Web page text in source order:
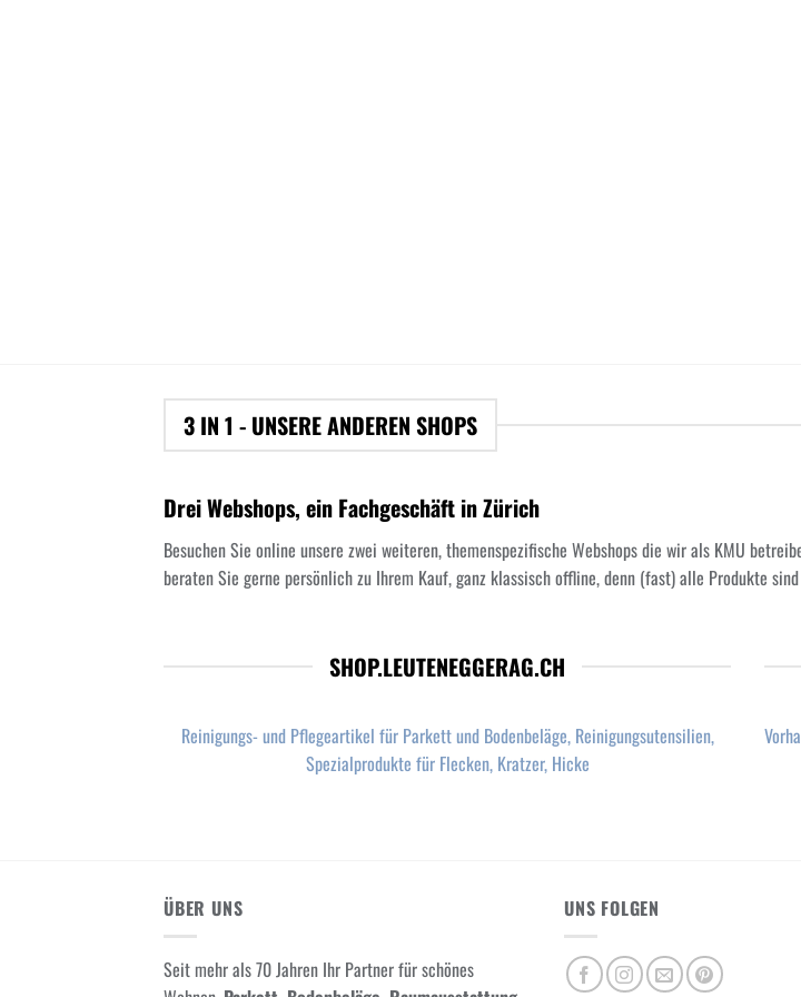
3 IN 1 - UNSERE ANDEREN SHOPS
Drei Webshops, ein Fachgeschäft in Zürich
Besuchen Sie online unsere zwei weiteren, themenspezifische Webshops die wir als KMU
beraten Sie gerne persönlich zu Ihrem Kauf, ganz klassisch offline, denn (fast) alle Produkte
SHOP.LEUTENEGGERAG.CH
Reinigungs- und Pflegeartikel für Parkett und Bodenbeläge, Reinigungsutensilien,
Spezialprodukte für Flecken, Kratzer, Hicke
ÜBER UNS
Seit mehr als 70 Jahren Ihr Partner für schönes
UNS FOLGEN